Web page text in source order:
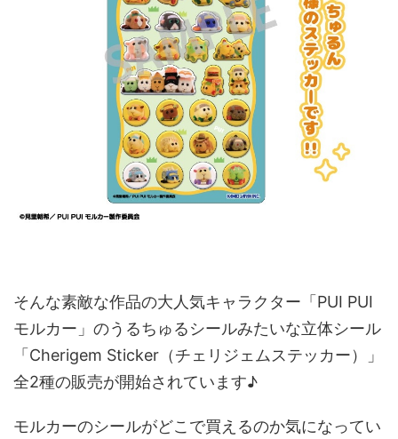
そんな素敵な作品の大人気キャラクター「PUI PUI
モルカー」のうるちゅるシールみたいな立体シール
「Cherigem Sticker（チェリジェムステッカー）」
全2種の販売が開始されています♪
モルカーのシールがどこで買えるのか気になってい